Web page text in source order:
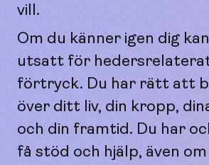
vill.
Om du känner igen dig
utsatt för
förtryck. Du har rätt att
över ditt liv, din kropp,
och din framtid. Du har
få stöd och hjälp, även